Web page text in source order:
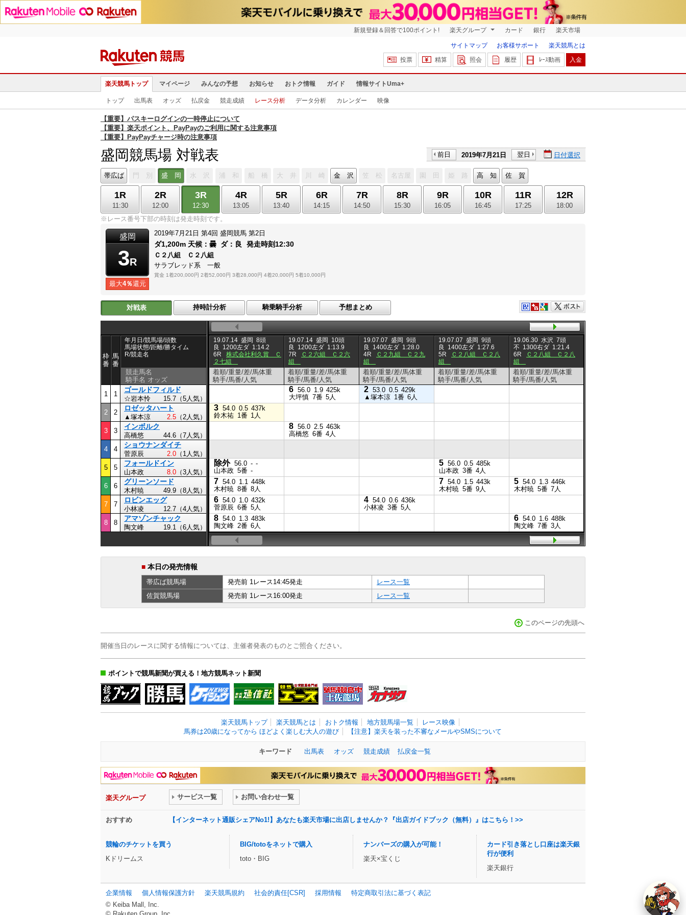
新規登録＆回答で100ポイント! 楽天グループ カード 銀行 楽天市場
サイトマップ お客様サポート
楽天競馬とは
投票
精算 照会 履歴 ﾚｰｽ動画 入金
楽天競馬トップ マイページ みんなの予想 お知らせ おトク情報 ガイド 情報サイトUma+
トップ 出馬表 オッズ 払戻金 競走成績 レース分析 データ分析 カレンダー 映像
【重要】パスキーログインの一時停止について
【重要】楽天ポイント、PayPayのご利用に関する注意事項
【重要】PayPayチャージ時の注意事項
盛岡競馬場 対戦表 前日 2019年7月21日 翌日 日付選択
帯広ば 門 別 盛 岡 水 沢 浦 和 船 橋 大 井 川 崎 金 沢 笠 松 名古屋 園 田 姫 路 高 知 佐 賀
1R
11:30
2R
12:00
3R
12:30
4R
13:05
5R
13:40
6R
14:15
7R
14:50
8R
15:30
9R
16:05
10R
16:45
11R
17:25
12R
18:00
※レース番号下部の時刻は発走時刻です。
盛岡
3R
最大4％還元
2019年7月21日 第4回 盛岡競馬 第2日
ダ1,200m 天候： 曇 ダ： 良 発走時刻12:30
Ｃ２八組 Ｃ２八組
サラブレッド系 一般
賞金 1着200,000円 2着52,000円 3着28,000円 4着20,000円 5着10,000円
対戦表 持時計分析 騎乗騎手分析 予想まとめ
枠
番
馬
番
年月日/競馬場/頭数
馬場状態/距離/勝タイム
R/競走名
競走馬名
騎手名 オッズ
1
1
ゴールドフィルド
☆岩本怜
15.7（5人気）
2
2
ロゼッタハート
▲塚本涼 2.5 （2人気）
3
3
インボルク
高橋悠
44.6（7人気）
4
4
ショウナンダイチ
菅原辰 2.0 （1人気）
5
5
フォールドイン
山本政 8.0 （3人気）
6
6
グリーンソード
木村暁
49.9（8人気）
7
7
ロビンエッグ
小林凌
12.7（4人気）
8
8
アマゾンチャック
陶文峰 19.1（6人気）
19.07.14 盛岡 8頭
良
1200左ダ 1:14.2
6R
株式会社利久賞 Ｃ
２七組
19.07.14 盛岡 10頭
良
1200左ダ 1:13.9
7R
Ｃ２六組 Ｃ２六
組
19.07.07 盛岡 9頭
良
1400左ダ 1:28.0
4R
Ｃ２九組 Ｃ２九
組
19.07.07 盛岡 9頭
良
1400左ダ 1:27.6
5R
Ｃ２八組 Ｃ２八
組
19.06.30 水沢 7頭
不 1300右ダ 1:21.4
6R
Ｃ２八組 Ｃ２八
組
着順/重量/差/馬体重
騎手/馬番/人気
着順/重量/差/馬体重
騎手/馬番/人気
着順/重量/差/馬体重
騎手/馬番/人気
着順/重量/差/馬体重
騎手/馬番/人気
着順/重量/差/馬体重
騎手/馬番/人気
6 56.0 1.9 425k
大坪慎 7番 5人
2 53.0 0.5 429k
▲塚本涼 1番 6人
3 54.0 0.5 437k
鈴木祐 1番 1人
8 56.0 2.5 463k
高橋悠 6番 4人
除外 56.0 - -
山本政 5番 -
5 56.0 0.5 485k
山本政 3番 4人
7 54.0 1.1 448k
木村暁 8番 8人
7 54.0 1.5 443k
木村暁 5番 9人
5 54.0 1.3 446k
木村暁 5番 7人
6 54.0 1.0 432k
菅原辰 6番 5人
4 54.0 0.6 436k
小林凌 3番 5人
8 54.0 1.3 483k
陶文峰 2番 6人
6 54.0 1.6 488k
陶文峰 7番 3人
■ 本日の発売情報
帯広ば競馬場 発売前 1レース14:45発走
レース一覧
佐賀競馬場 発売前 1レース16:00発走 レース一覧
このページの先頭へ
開催当日のレースに関する情報については、主催者発表のものとご照合ください。
ポイントで競馬新聞が買える！地方競馬ネット新聞
楽天競馬トップ 楽天競馬とは おトク情報 地方競馬場一覧
レース映像
馬券は20歳になってから ほどよく楽しむ大人の遊び
【注意】楽天を装った不審なメールやSMSについて
キーワード 出馬表 オッズ 競走成績 払戻金一覧
楽天グループ サービス一覧 お問い合わせ一覧
おすすめ 【インターネット通販シェアNo1!】あなたも楽天市場に出店しませんか？『出店ガイドブック（無料）』はこちら！>>
競輪のチケットを買う
Kドリームス
BIG/totoをネットで購入
toto・BIG
ナンバーズの購入が可能！
楽天×宝くじ
カード引き落とし口座は楽天銀
行が便利
楽天銀行
企業情報 個人情報保護方針 楽天競馬規約 社会的責任[CSR] 採用情報
特定商取引法に基づく表記
© Keiba Mall, Inc.